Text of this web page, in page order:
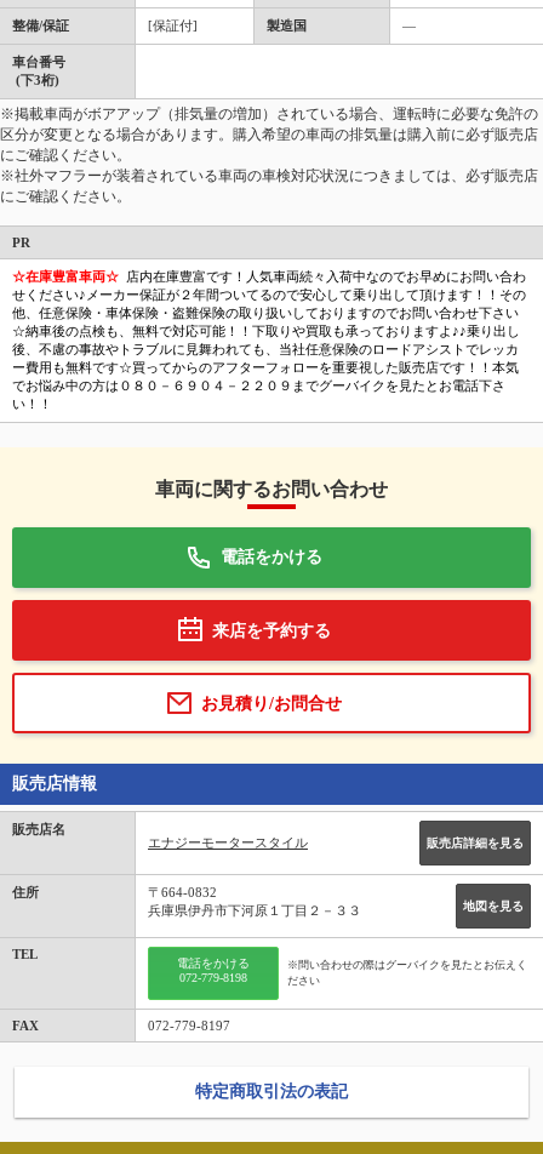
整備/保証 [保証付] 製造国 ―
車台番号
(下3桁)
※掲載車両がボアアップ（排気量の増加）されている場合、運転時に必要な免許の
区分が変更となる場合があります。購入希望の車両の排気量は購入前に必ず販売店
にご確認ください。
※社外マフラーが装着されている車両の車検対応状況につきましては、必ず販売店
にご確認ください。
PR
☆在庫豊富車両☆ 店内在庫豊富です！人気車両続々入荷中なのでお早めにお問い合わ
せください♪メーカー保証が２年間ついてるので安心して乗り出して頂けます！！その
他、任意保険・車体保険・盗難保険の取り扱いしておりますのでお問い合わせ下さい
☆納車後の点検も、無料で対応可能！！下取りや買取も承っておりますよ♪♪乗り出し
後、不慮の事故やトラブルに見舞われても、当社任意保険のロードアシストでレッカ
ー費用も無料です☆買ってからのアフターフォローを重要視した販売店です！！本気
でお悩み中の方は０８０－６９０４－２２０９までグーバイクを見たとお電話下さ
い！！
車両に関するお問い合わせ
電話をかける
来店を予約する
お見積り/お問合せ
販売店情報
販売店名
エナジーモータースタイル
販売店詳細を見る
住所
地図を見る
〒664-0832
兵庫県伊丹市下河原１丁目２－３３
TEL
電話をかける
072-779-8198
※問い合わせの際はグーバイクを見たとお伝えく
ださい
FAX 072-779-8197
特定商取引法の表記